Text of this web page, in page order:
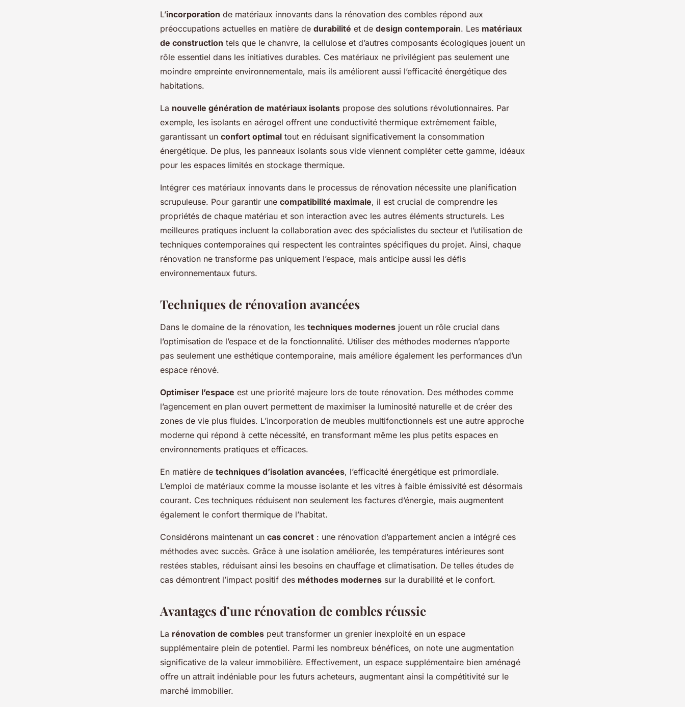
L’incorporation de matériaux innovants dans la rénovation des combles répond aux
préoccupations actuelles en matière de durabilité et de design contemporain. Les matériaux
de construction tels que le chanvre, la cellulose et d’autres composants écologiques jouent un
rôle essentiel dans les initiatives durables. Ces matériaux ne privilégient pas seulement une
moindre empreinte environnementale, mais ils améliorent aussi l’efficacité énergétique des
habitations.
La nouvelle génération de matériaux isolants propose des solutions révolutionnaires. Par
exemple, les isolants en aérogel offrent une conductivité thermique extrêmement faible,
garantissant un confort optimal tout en réduisant significativement la consommation
énergétique. De plus, les panneaux isolants sous vide viennent compléter cette gamme, idéaux
pour les espaces limités en stockage thermique.
Intégrer ces matériaux innovants dans le processus de rénovation nécessite une planification
scrupuleuse. Pour garantir une compatibilité maximale, il est crucial de comprendre les
propriétés de chaque matériau et son interaction avec les autres éléments structurels. Les
meilleures pratiques incluent la collaboration avec des spécialistes du secteur et l’utilisation de
techniques contemporaines qui respectent les contraintes spécifiques du projet. Ainsi, chaque
rénovation ne transforme pas uniquement l’espace, mais anticipe aussi les défis
environnementaux futurs.
Techniques de rénovation avancées
Dans le domaine de la rénovation, les techniques modernes jouent un rôle crucial dans
l’optimisation de l’espace et de la fonctionnalité. Utiliser des méthodes modernes n’apporte
pas seulement une esthétique contemporaine, mais améliore également les performances d’un
espace rénové.
Optimiser l’espace est une priorité majeure lors de toute rénovation. Des méthodes comme
l’agencement en plan ouvert permettent de maximiser la luminosité naturelle et de créer des
zones de vie plus fluides. L’incorporation de meubles multifonctionnels est une autre approche
moderne qui répond à cette nécessité, en transformant même les plus petits espaces en
environnements pratiques et efficaces.
En matière de techniques d’isolation avancées, l’efficacité énergétique est primordiale.
L’emploi de matériaux comme la mousse isolante et les vitres à faible émissivité est désormais
courant. Ces techniques réduisent non seulement les factures d’énergie, mais augmentent
également le confort thermique de l’habitat.
Considérons maintenant un cas concret : une rénovation d’appartement ancien a intégré ces
méthodes avec succès. Grâce à une isolation améliorée, les températures intérieures sont
restées stables, réduisant ainsi les besoins en chauffage et climatisation. De telles études de
cas démontrent l’impact positif des méthodes modernes sur la durabilité et le confort.
Avantages d’une rénovation de combles réussie
La rénovation de combles peut transformer un grenier inexploité en un espace
supplémentaire plein de potentiel. Parmi les nombreux bénéfices, on note une augmentation
significative de la valeur immobilière. Effectivement, un espace supplémentaire bien aménagé
offre un attrait indéniable pour les futurs acheteurs, augmentant ainsi la compétitivité sur le
marché immobilier.